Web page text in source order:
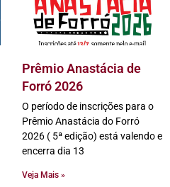
Prêmio Anastácia de
Forró 2026
O período de inscrições para o
Prêmio Anastácia do Forró
2026 ( 5ª edição) está valendo e
encerra dia 13
Veja Mais »